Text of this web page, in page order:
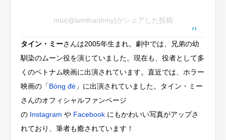
múi(@lamthanhmy)がシェアした投稿
タイン・ミーさんは2005年生まれ。劇中では、兄弟の幼
馴染のムーン役を演じていました。現在も、役者として多
くのベトナム映画に出演されています。直近では、ホラー
映画の「Bóng đè 」に出演されていました。タイン・ミー
さんのオフィシャルファンページ
の Instagram や Facebook にもかわいい写真がアップさ
れており、筆者も癒されています！